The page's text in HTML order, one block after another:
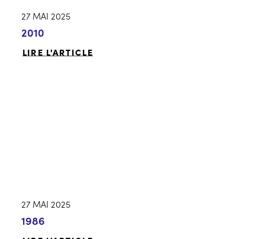
27 MAI 2025
2010
LIRE L'ARTICLE
27 MAI 2025
1986